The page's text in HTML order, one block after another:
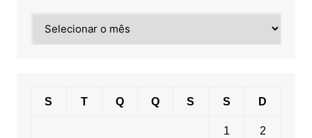
por
S T Q Q S S D
1 2